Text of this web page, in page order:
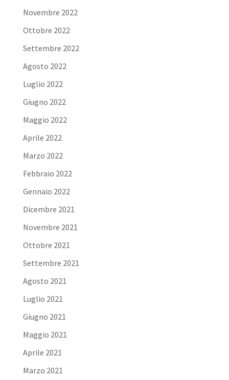
Novembre 2022
Ottobre 2022
Settembre 2022
Agosto 2022
Luglio 2022
Giugno 2022
Maggio 2022
Aprile 2022
Marzo 2022
Febbraio 2022
Gennaio 2022
Dicembre 2021
Novembre 2021
Ottobre 2021
Settembre 2021
Agosto 2021
Luglio 2021
Giugno 2021
Maggio 2021
Aprile 2021
Marzo 2021